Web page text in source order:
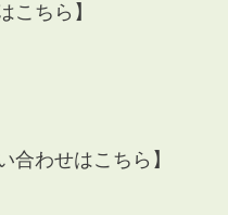
こちら】
合わせはこちら】